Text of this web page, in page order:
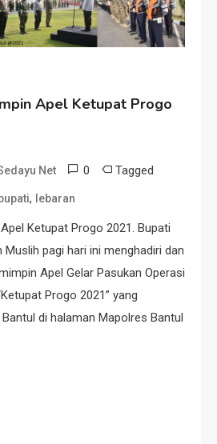
Apel Ketupat Progo
Net 0 Tagged
bupati, lebaran
Ketupat Progo 2021. Bupati
Muslih pagi hari ini menghadiri dan
Apel Gelar Pasukan Operasi
Progo 2021” yang
di halaman Mapolres Bantul